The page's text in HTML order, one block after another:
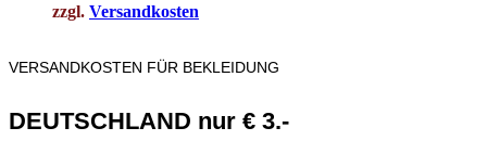
zzgl. Versandkosten
VERSANDKOSTEN FÜR BEKLEIDUNG
DEUTSCHLAND nur € 3.-